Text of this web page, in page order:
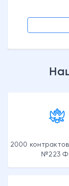
2000
№223